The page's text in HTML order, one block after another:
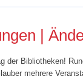
|
der Bibliotheken!
mehrere